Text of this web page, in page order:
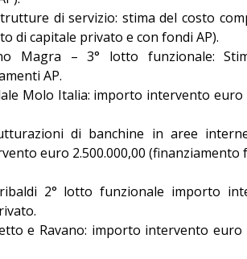
di servizio: stima del costo
di capitale privato e con fondi AP).
Magra – 3° lotto funzionale:
AP.
Molo Italia: importo intervento euro
di banchine in aree
euro 2.500.000,00 (finanziamento
2° lotto funzionale importo
e Ravano: importo intervento euro